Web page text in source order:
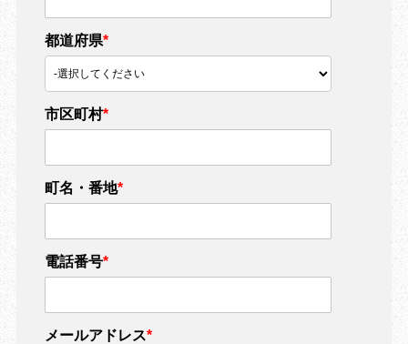
都道府県*
市区町村*
町名・番地*
電話番号*
メールアドレス*